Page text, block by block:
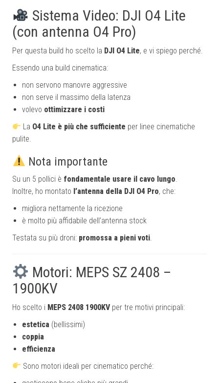
Sistema Video: DJI O4 Lite
(con antenna O4 Pro)
Per questa build ho scelto la DJI O4 Lite, e vi spiego perché.
Essendo una build cinematica:
non servono manovre aggressive
non serve il massimo della latenza
volevo ottimizzare i costi
La O4 Lite è più che sufficiente per linee cinematiche
pulite.
Nota importante
Su un 5 pollici è fondamentale usare il cavo lungo
Inoltre, ho montato l’antenna della DJI O4 Pro, che:
migliora nettamente la ricezione
è molto più affidabile dell’antenna stock
Testata su più droni: promossa a pieni voti
Motori: MEPS SZ 2408 –
1900KV
Ho scelto i MEPS 2408 1900KV per tre motivi principali:
estetica (bellissimi)
coppia
efficienza
Sono motori ideali per cinematico perché: